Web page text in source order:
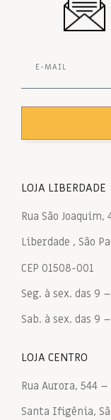
LOJA LIBERDADE
Rua São Joaquim,
Liberdade , São
CEP 01508-001
Seg. à sex. das 9
Sab. à sex. das 9
LOJA CENTRO
Rua Aurora, 544
Santa Ifigênia,